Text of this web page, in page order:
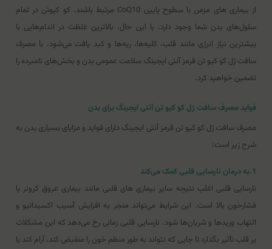
از بیماری های مزمن با سطوح پایین CoQ10 مرتبط باشند. کو کیوتن در تمام
سلول‌های بدن شما وجود دارد. با این حال، بالاترین غلظت در اندام‌هایی با
بیشترین نیاز انرژی مانند قلب، کلیه‌ها، ریه‌ها و کبد یافت می‌شود. با مصرف
سافت ژل کو کیو تن قرمز آنتی ایجینگ سلامت عمومی بدن و بخش‌های نامبرده را
تضمین خواهید کرد.
فواید مصرف سافت ژل کو کیو تن آنتی ایجینگ برای بدن
مصرف سافت ژل کو کیو تن قرمز آنتی ایجینگ دارای فواید و مزایای بسیاری بدن به
شرح زیر است:
1.به درمان نارسایی قلبی کمک می‌کند
نارسایی قلبی اغلب نتیجه سایر بیماری های قلبی مانند بیماری عروق کرونر یا
فشارخون بالا است. این شرایط می‌تواند منجر به افزایش آسیب اکسیداتیو و
التهاب وریدها و شریان‌ها شود. نارسایی قلبی زمانی رخ می‌دهد که این مشکلات
بر قلب تأثیر بگذارد تا جایی که نتواند به طور منظم خون را منقبض کند، آرام کند یا